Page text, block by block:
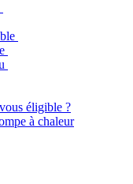
éligible ?
à chaleur